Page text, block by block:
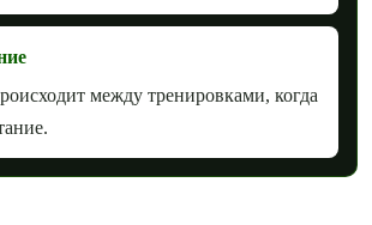
между тренировками, когда